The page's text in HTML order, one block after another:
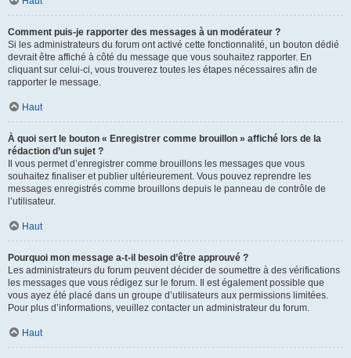
Comment puis-je rapporter des messages à un modérateur ?
Si les administrateurs du forum ont activé cette fonctionnalité, un bouton dédié
devrait être affiché à côté du message que vous souhaitez rapporter. En
cliquant sur celui-ci, vous trouverez toutes les étapes nécessaires afin de
rapporter le message.
Haut
À quoi sert le bouton « Enregistrer comme brouillon » affiché lors de la
rédaction d’un sujet ?
Il vous permet d’enregistrer comme brouillons les messages que vous
souhaitez finaliser et publier ultérieurement. Vous pouvez reprendre les
messages enregistrés comme brouillons depuis le panneau de contrôle de
l’utilisateur.
Haut
Pourquoi mon message a-t-il besoin d’être approuvé ?
Les administrateurs du forum peuvent décider de soumettre à des vérifications
les messages que vous rédigez sur le forum. Il est également possible que
vous ayez été placé dans un groupe d’utilisateurs aux permissions limitées.
Pour plus d’informations, veuillez contacter un administrateur du forum.
Haut